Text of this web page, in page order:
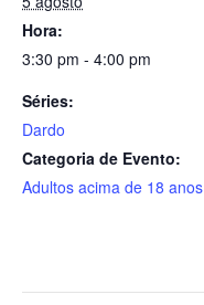
Hora:
3:30 pm - 4:00 pm
Séries:
Dardo
Categoria de Evento:
Adultos acima de 18 anos